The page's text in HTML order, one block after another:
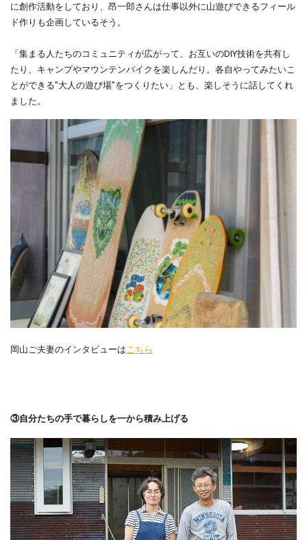
に創作活動をしており、昂一郎さんは仕事以外に山遊びできるフィール
ド作りも企画しているそう。
「集まる人たちのコミュニティが広がって、お互いのDIY技術を共有し
たり、キャンプやマウンテンバイクを楽しんだり。各自やってみたいこ
とができる"大人の遊び場"をつくりたい」とも、楽しそうに話してくれ
ました。
岡山ご夫妻のインタビューは こちら
③自分たちの手で暮らしを一から積み上げる